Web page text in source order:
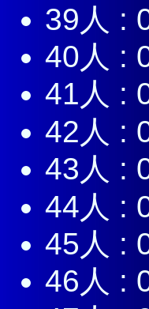
39人 :
40人 :
41人 :
42人 :
43人 :
44人 :
45人 :
46人 :